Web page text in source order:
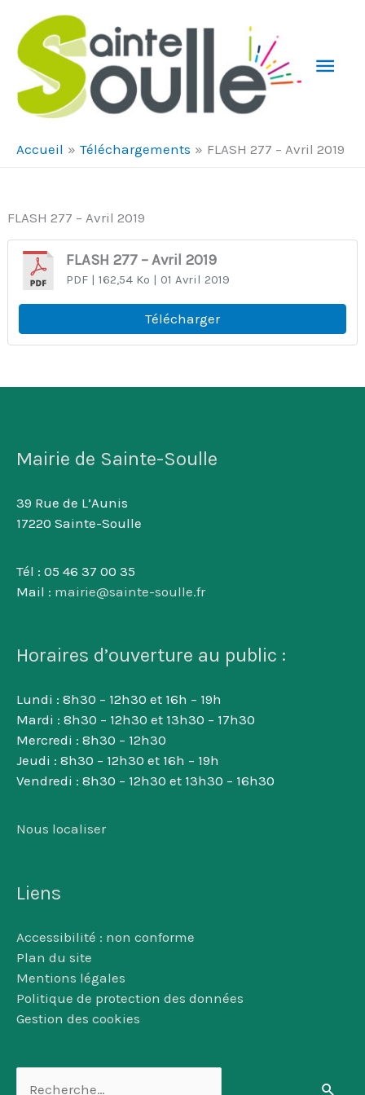
Accueil Téléchargements FLASH 277 – Avril 2019
FLASH 277 – Avril 2019
FLASH 277 – Avril 2019
PDF| 162,54 Ko | 01 Avril 2019
Télécharger
Mairie de Sainte-Soulle
39 Rue de L’Aunis
17220 Sainte-Soulle
Tél : 05 46 37 00 35
Mail : mairie@sainte-soulle.fr
Horaires d’ouverture au public :
Lundi : 8h30 – 12h30 et 16h – 19h
Mardi : 8h30 – 12h30 et 13h30 – 17h30
Mercredi : 8h30 – 12h30
Jeudi : 8h30 – 12h30 et 16h – 19h
Vendredi : 8h30 – 12h30 et 13h30 – 16h30
Nous localiser
Liens
Accessibilité : non conforme
Plan du site
Mentions légales
Politique de protection des données
Gestion des cookies